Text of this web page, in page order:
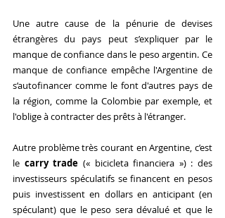
Une autre cause de la pénurie de devises
étrangères du pays peut s’expliquer par le
manque de confiance dans le peso argentin. Ce
manque de confiance empêche l'Argentine de
s’autofinancer comme le font d'autres pays de
la région, comme la Colombie par exemple, et
l'oblige à contracter des prêts à l'étranger.
Autre problème très courant en Argentine, c’est
le carry trade (« bicicleta financiera ») : des
investisseurs spéculatifs se financent en pesos
puis investissent en dollars en anticipant (en
spéculant) que le peso sera dévalué et que le